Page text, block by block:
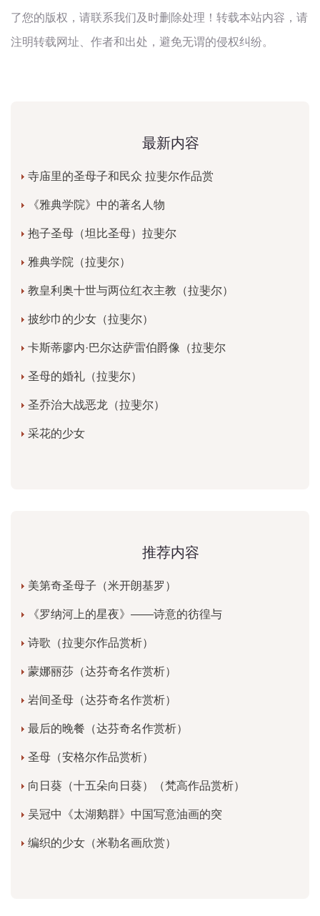
了您的版权，请联系我们及时删除处理！转载本站内容，请
注明转载网址、作者和出处，避免无谓的侵权纠纷。
最新内容
寺庙里的圣母子和民众 拉斐尔作品赏
《雅典学院》中的著名人物
抱子圣母（坦比圣母）拉斐尔
雅典学院（拉斐尔）
教皇利奥十世与两位红衣主教（拉斐尔）
披纱巾的少女（拉斐尔）
卡斯蒂廖内·巴尔达萨雷伯爵像（拉斐尔
圣母的婚礼（拉斐尔）
圣乔治大战恶龙（拉斐尔）
采花的少女
推荐内容
美第奇圣母子（米开朗基罗）
《罗纳河上的星夜》——诗意的彷徨与
诗歌（拉斐尔作品赏析）
蒙娜丽莎（达芬奇名作赏析）
岩间圣母（达芬奇名作赏析）
最后的晚餐（达芬奇名作赏析）
圣母（安格尔作品赏析）
向日葵（十五朵向日葵）（梵高作品赏析）
吴冠中《太湖鹅群》中国写意油画的突
编织的少女（米勒名画欣赏）